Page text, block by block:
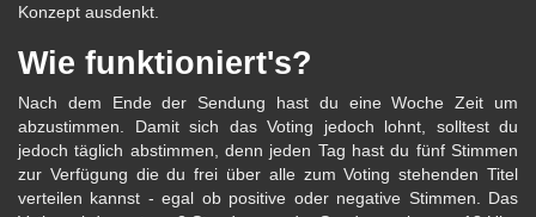
Konzept ausdenkt.
Wie funktioniert's?
Nach dem Ende der Sendung hast du eine Woche Zeit um
abzustimmen. Damit sich das Voting jedoch lohnt, solltest du
jedoch täglich abstimmen, denn jeden Tag hast du fünf Stimmen
zur Verfügung die du frei über alle zum Voting stehenden Titel
verteilen kannst - egal ob positive oder negative Stimmen. Das